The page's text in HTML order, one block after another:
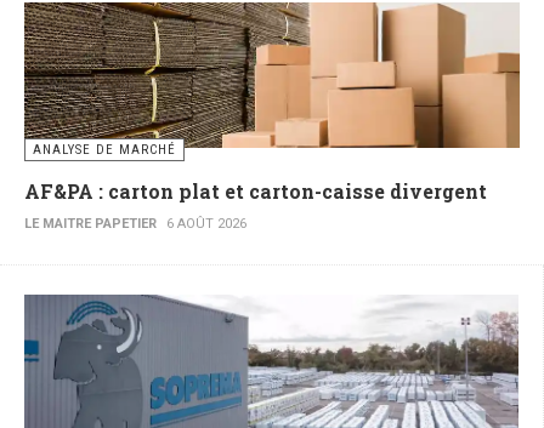
ANALYSE DE MARCHÉ
AF&PA : carton plat et carton-caisse divergent
LE MAITRE PAPETIER 6 AOÛT 2026